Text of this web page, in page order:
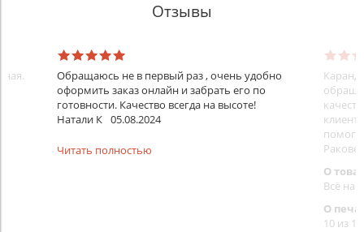
Отзывы
Обращаюсь не в первый раз , очень удобно
оформить заказ онлайн и забрать его по
готовности. Качество всегда на высоте!
Натали К 05.08.2024
Читать полностью
О
Всё на
О
10 из 10